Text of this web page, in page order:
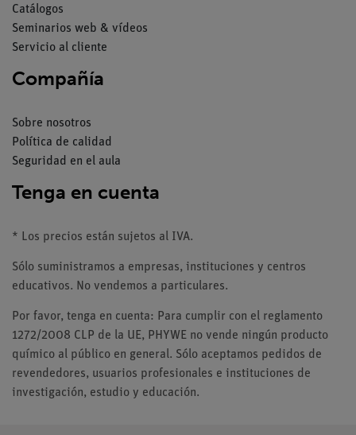
Catálogos
Seminarios web & vídeos
Servicio al cliente
Compañía
Sobre nosotros
Política de calidad
Seguridad en el aula
Tenga en cuenta
* Los precios están sujetos al IVA.
Sólo suministramos a empresas, instituciones y centros
educativos. No vendemos a particulares.
Por favor, tenga en cuenta: Para cumplir con el reglamento
1272/2008 CLP de la UE, PHYWE no vende ningún producto
químico al público en general. Sólo aceptamos pedidos de
revendedores, usuarios profesionales e instituciones de
investigación, estudio y educación.